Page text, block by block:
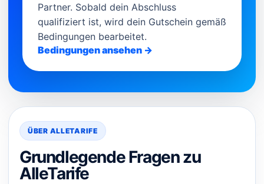
Partner. Sobald dein Abschluss
qualifiziert ist, wird dein Gutschein gemäß
Bedingungen bearbeitet.
Bedingungen ansehen →
ÜBER ALLETARIFE
Grundlegende Fragen zu
AlleTarife